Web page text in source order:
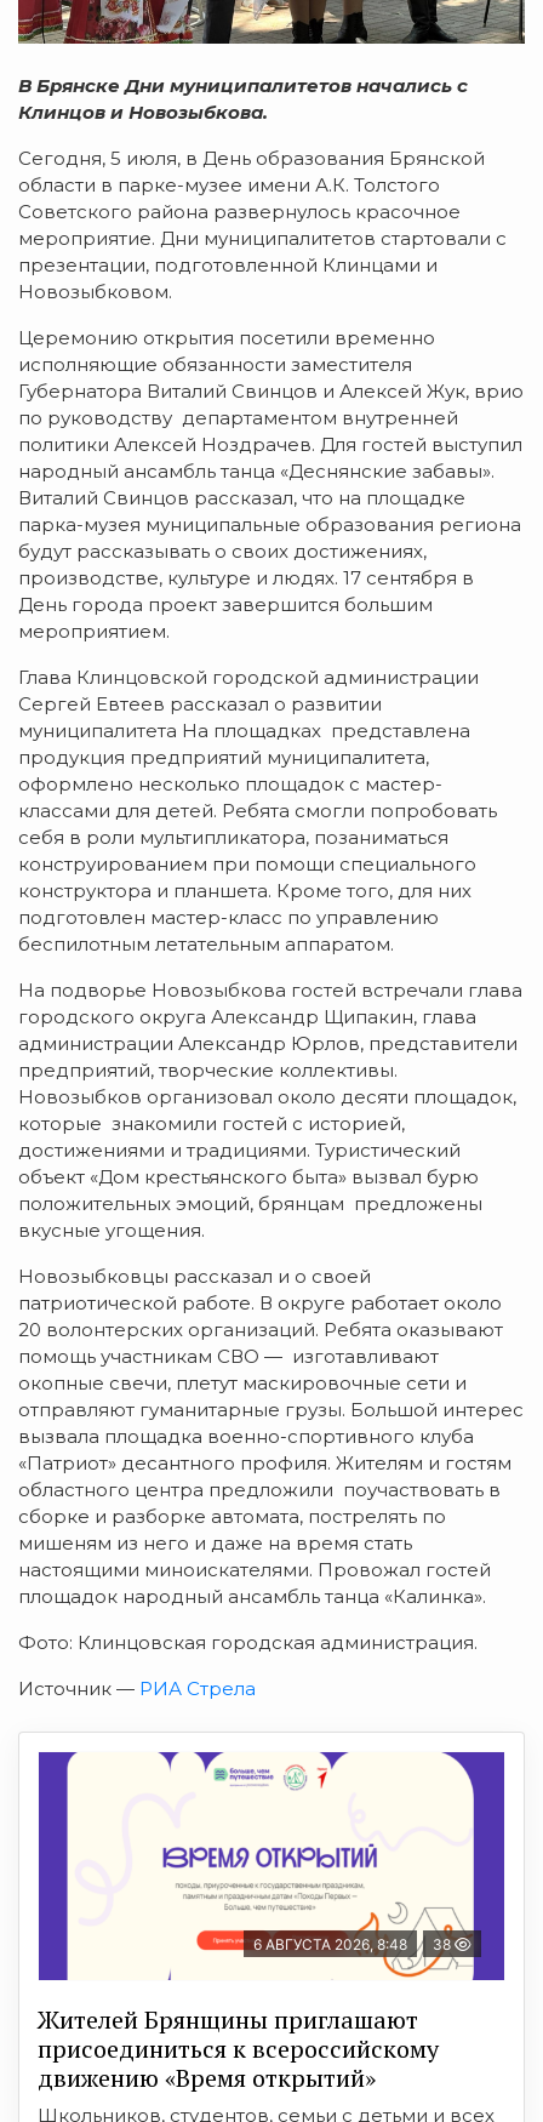
В Брянске Дни муниципалитетов начались с
Клинцов и Новозыбкова.
Сегодня, 5 июля, в День образования Брянской
области в парке-музее имени А.К. Толстого
Советского района развернулось красочное
мероприятие. Дни муниципалитетов стартовали с
презентации, подготовленной Клинцами и
Новозыбковом.
Церемонию открытия посетили временно
исполняющие обязанности заместителя
Губернатора Виталий Свинцов и Алексей Жук, врио
по руководству департаментом внутренней
политики Алексей Ноздрачев. Для гостей выступил
народный ансамбль танца «Деснянские забавы».
Виталий Свинцов рассказал, что на площадке
парка-музея муниципальные образования региона
будут рассказывать о своих достижениях,
производстве, культуре и людях. 17 сентября в
День города проект завершится большим
мероприятием.
Глава Клинцовской городской администрации
Сергей Евтеев рассказал о развитии
муниципалитета На площадках представлена
продукция предприятий муниципалитета,
оформлено несколько площадок с мастер-
классами для детей. Ребята смогли попробовать
себя в роли мультипликатора, позаниматься
конструированием при помощи специального
конструктора и планшета. Кроме того, для них
подготовлен мастер-класс по управлению
беспилотным летательным аппаратом.
На подворье Новозыбкова гостей встречали глава
городского округа Александр Щипакин, глава
администрации Александр Юрлов, представители
предприятий, творческие коллективы.
Новозыбков организовал около десяти площадок,
которые знакомили гостей с историей,
достижениями и традициями. Туристический
объект «Дом крестьянского быта» вызвал бурю
положительных эмоций, брянцам предложены
вкусные угощения.
Новозыбковцы рассказал и о своей
патриотической работе. В округе работает около
20 волонтерских организаций. Ребята оказывают
помощь участникам СВО — изготавливают
окопные свечи, плетут маскировочные сети и
отправляют гуманитарные грузы. Большой интерес
вызвала площадка военно-спортивного клуба
«Патриот» десантного профиля. Жителям и гостям
областного центра предложили поучаствовать в
сборке и разборке автомата, пострелять по
мишеням из него и даже на время стать
настоящими миноискателями. Провожал гостей
площадок народный ансамбль танца «Калинка».
Фото: Клинцовская городская администрация.
Источник — РИА Стрела
6 АВГУСТА 2026, 8:48 38
Жителей Брянщины приглашают
присоединиться к всероссийскому
движению «Время открытий»
Школьников, студентов, семьи с детьми и всех